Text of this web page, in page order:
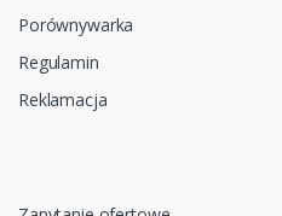
Porównywarka
Regulamin
Reklamacja